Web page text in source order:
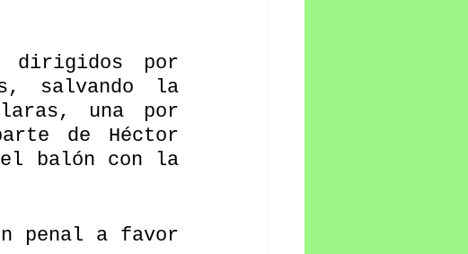
dirigidos por
salvando la
una por
de Héctor
el balón con la
penal a favor